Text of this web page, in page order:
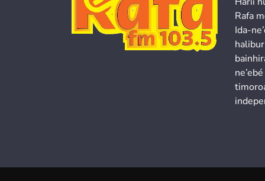
Rafa
Ida-